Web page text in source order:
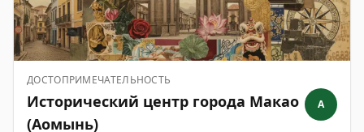
ДОСТОПРИМЕЧАТЕЛЬНОСТЬ
Исторический центр города Макао
(Аомынь)
A